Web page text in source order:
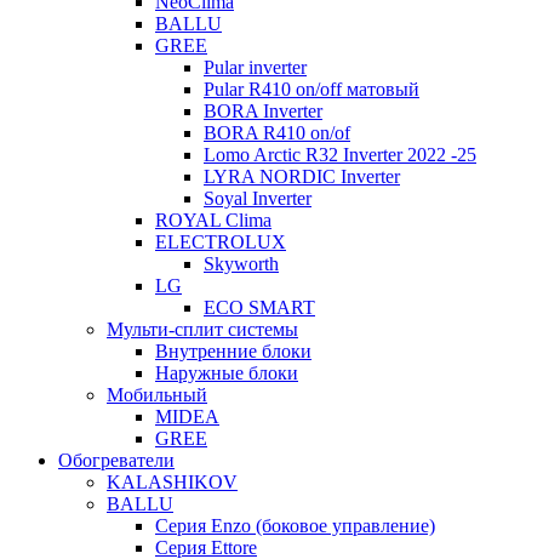
BALLU
GREE
Pular inverter
Pular R410 on/off матовый
BORA Inverter
BORA R410 on/of
Lomo Arctic R32 Inverter 2022 -25
LYRA NORDIC Inverter
Soyal Inverter
ROYAL Clima
ELECTROLUX
Skyworth
LG
ECO SMART
Мульти-сплит системы
Внутренние блоки
Наружные блоки
Мобильный
MIDEA
GREE
Обогреватели
KALASHIKOV
BALLU
Серия Enzo (боковое управление)
Серия Ettore